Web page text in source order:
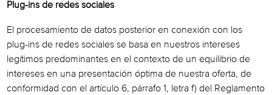
Plug-ins de redes sociales
El procesamiento de datos posterior en conexión con los
plug-ins de redes sociales se basa en nuestros intereses
legítimos predominantes en el contexto de un equilibrio de
intereses en una presentación óptima de nuestra oferta, de
conformidad con el artículo 6, párrafo 1, letra f) del Reglamento